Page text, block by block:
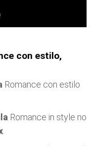
con estilo,
Romance con estilo
Romance in style no